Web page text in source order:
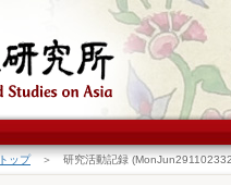
トップ＞ 研究活動記録